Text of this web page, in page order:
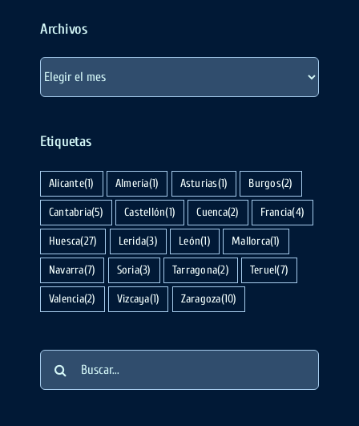
Archivos
Etiquetas
Alicante(1) Almería(1) Asturias(1) Burgos(2)
Cantabria(5) Castellón(1) Cuenca(2) Francia(4)
Huesca(27) Lerida(3) León(1) Mallorca(1)
Navarra(7) Soria(3) Tarragona(2) Teruel(7)
Valencia(2) Vizcaya(1) Zaragoza(10)